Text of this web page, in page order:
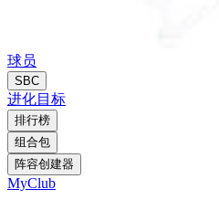
球员
SBC
进化目标
排行榜
组合包
阵容创建器
MyClub